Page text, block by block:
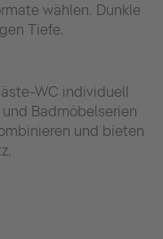
wählen. Dunkle
Tiefe.
WC individuell
Badmöbelserien
und bieten